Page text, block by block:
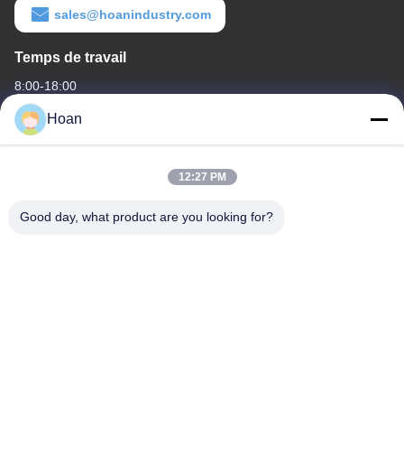
sales@hoanindustry.com
Temps de travail
8:00-18:00
Notre adresse
F7, bâtiment 2, parc industriel Xinkai, rue Jinye 2, zone de haute
Hoan
12:27 PM
Good day, what product are you looking for?